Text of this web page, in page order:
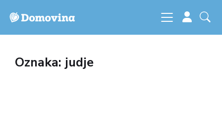
Oznaka: judje